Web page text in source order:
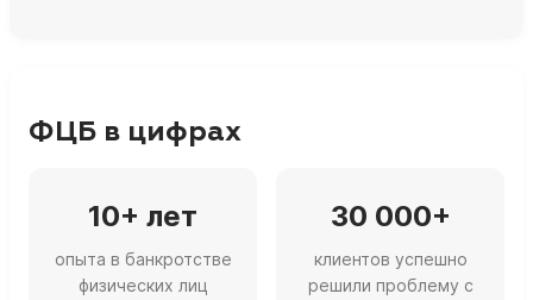
ФЦБ в цифрах
10+ лет
опыта в банкротстве
физических лиц
30 000+
клиентов успешно
решили проблему с